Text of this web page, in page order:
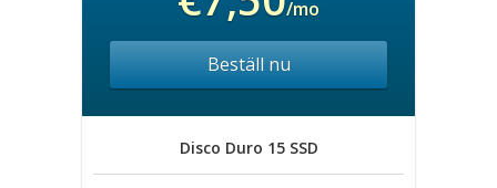
/mo
Beställ nu
Disco Duro 15 SSD